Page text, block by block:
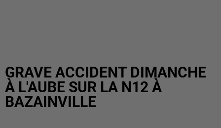
GRAVE ACCIDENT DIMANCHE
À L'AUBE SUR LA N12 À
BAZAINVILLE